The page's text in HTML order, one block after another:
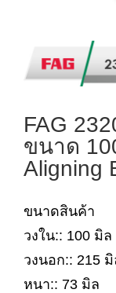
FAG
ขนาด
Aligning
ขนาดสินค้า
วงใน:: 100 มิล
วงนอก:: 215 มิ
หนา:: 73 มิล